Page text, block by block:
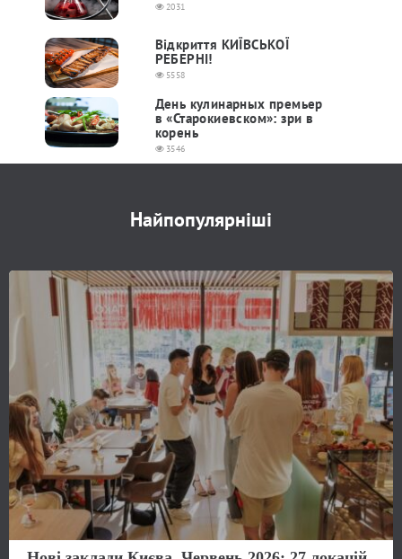
2031
Відкриття КИЇВСЬКОЇ
РЕБЕРНІ!
5558
День кулинарных премьер
в «Старокиевском»: зри в
корень
3546
Найпопулярніші